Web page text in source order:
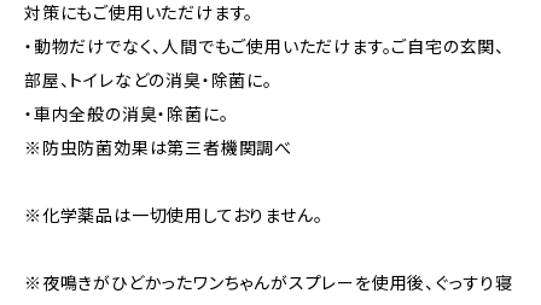
対策にもご使用いただけます。
・動物だけでなく、人間でもご使用いただけます。ご自宅の玄関、
部屋、トイレなどの消臭・除菌に。
・車内全般の消臭・除菌に。
※防虫防菌効果は第三者機関調べ
※化学薬品は一切使用しておりません。
※夜鳴きがひどかったワンちゃんがスプレーを使用後、ぐっすり寝